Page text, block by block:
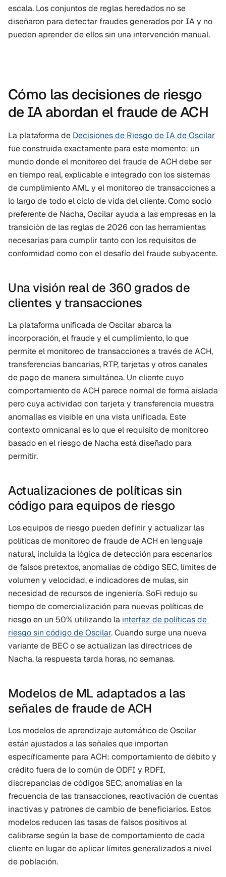
escala. Los conjuntos de reglas heredados no se
diseñaron para detectar fraudes generados por IA y no
pueden aprender de ellos sin una intervención manual.
Cómo las decisiones de riesgo
de IA abordan el fraude de ACH
La plataforma de Decisiones de Riesgo de IA de Oscilar
fue construida exactamente para este momento: un
mundo donde el monitoreo del fraude de ACH debe ser
en tiempo real, explicable e integrado con los sistemas
de cumplimiento AML y el monitoreo de transacciones a
lo largo de todo el ciclo de vida del cliente. Como socio
preferente de Nacha, Oscilar ayuda a las empresas en la
transición de las reglas de 2026 con las herramientas
necesarias para cumplir tanto con los requisitos de
conformidad como con el desafío del fraude subyacente.
Una visión real de 360 grados de
clientes y transacciones
La plataforma unificada de Oscilar abarca la
incorporación, el fraude y el cumplimiento, lo que
permite el monitoreo de transacciones a través de ACH,
transferencias bancarias, RTP, tarjetas y otros canales
de pago de manera simultánea. Un cliente cuyo
comportamiento de ACH parece normal de forma aislada
pero cuya actividad con tarjeta y transferencia muestra
anomalías es visible en una vista unificada. Este
contexto omnicanal es lo que el requisito de monitoreo
basado en el riesgo de Nacha está diseñado para
permitir.
Actualizaciones de políticas sin
código para equipos de riesgo
Los equipos de riesgo pueden definir y actualizar las
políticas de monitoreo de fraude de ACH en lenguaje
natural, incluida la lógica de detección para escenarios
de falsos pretextos, anomalías de código SEC, límites de
volumen y velocidad, e indicadores de mulas, sin
necesidad de recursos de ingeniería. SoFi redujo su
tiempo de comercialización para nuevas políticas de
riesgo en un 50% utilizando la interfaz de políticas de
riesgo sin código de Oscilar. Cuando surge una nueva
variante de BEC o se actualizan las directrices de
Nacha, la respuesta tarda horas, no semanas.
Modelos de ML adaptados a las
señales de fraude de ACH
Los modelos de aprendizaje automático de Oscilar
están ajustados a las señales que importan
específicamente para ACH: comportamiento de débito y
crédito fuera de lo común de ODFI y RDFI,
discrepancias de códigos SEC, anomalías en la
frecuencia de las transacciones, reactivación de cuentas
inactivas y patrones de cambio de beneficiarios. Estos
modelos reducen las tasas de falsos positivos al
calibrarse según la base de comportamiento de cada
cliente en lugar de aplicar límites generalizados a nivel
de población.